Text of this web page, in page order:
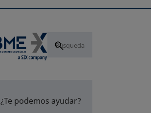
¿Te podemos ayudar?